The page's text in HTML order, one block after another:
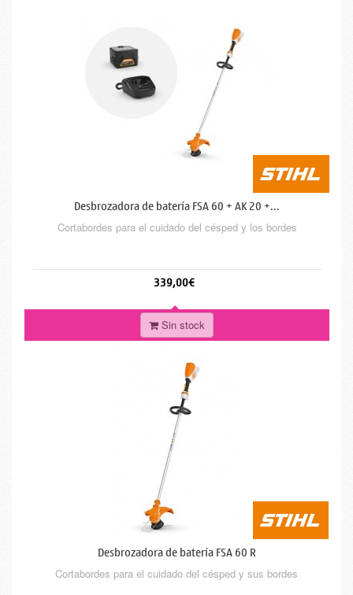
Desbrozadora de batería FSA 60 + AK 20 +...
Cortabordes para el cuidado del césped y los bordes
339,00€
Sin stock
Desbrozadora de batería FSA 60 R
Cortabordes para el cuidado del césped y sus bordes